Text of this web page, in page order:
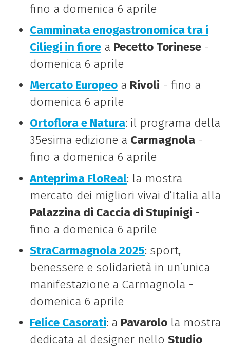
fino a domenica 6 aprile
Camminata enogastronomica tra i
Ciliegi in fiorea Pecetto Torinese -
domenica 6 aprile
Mercato Europeoa Rivoli - fino a
domenica 6 aprile
Ortoflora e Natura: il programa della
35esima edizione a Carmagnola-
fino a domenica 6 aprile
Anteprima FloReal: la mostra
mercato dei migliori vivai d’Italia alla
Palazzina di Caccia di Stupinigi -
fino a domenica 6 aprile
StraCarmagnola 2025: sport,
benessere e solidarietà in un’unica
manifestazione a Carmagnola -
domenica 6 aprile
Felice Casorati: a Pavarolola mostra
dedicata al designer nello Studio